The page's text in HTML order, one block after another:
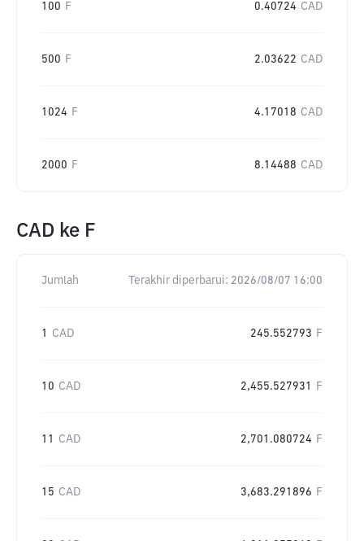
100 F 0.40724 CAD
500 F 2.03622 CAD
1024 F 4.17018 CAD
2000 F 8.14488 CAD
CAD ke F
Jumlah Terakhir diperbarui: 2026/08/07 16:00
1 CAD 245.552793 F
10 CAD 2,455.527931 F
11 CAD 2,701.080724 F
15 CAD 3,683.291896 F